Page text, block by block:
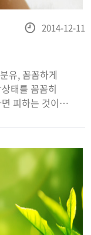
피하는 것이
등
2014-12-11